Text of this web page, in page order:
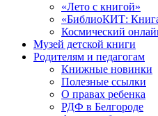
«Лето с книгой»
«БиблиоКИТ:
Космический
Музей детской книги
Родителям и педагогам
Книжные новинки
Полезные ссылки
О правах ребенка
РДФ в Белгороде